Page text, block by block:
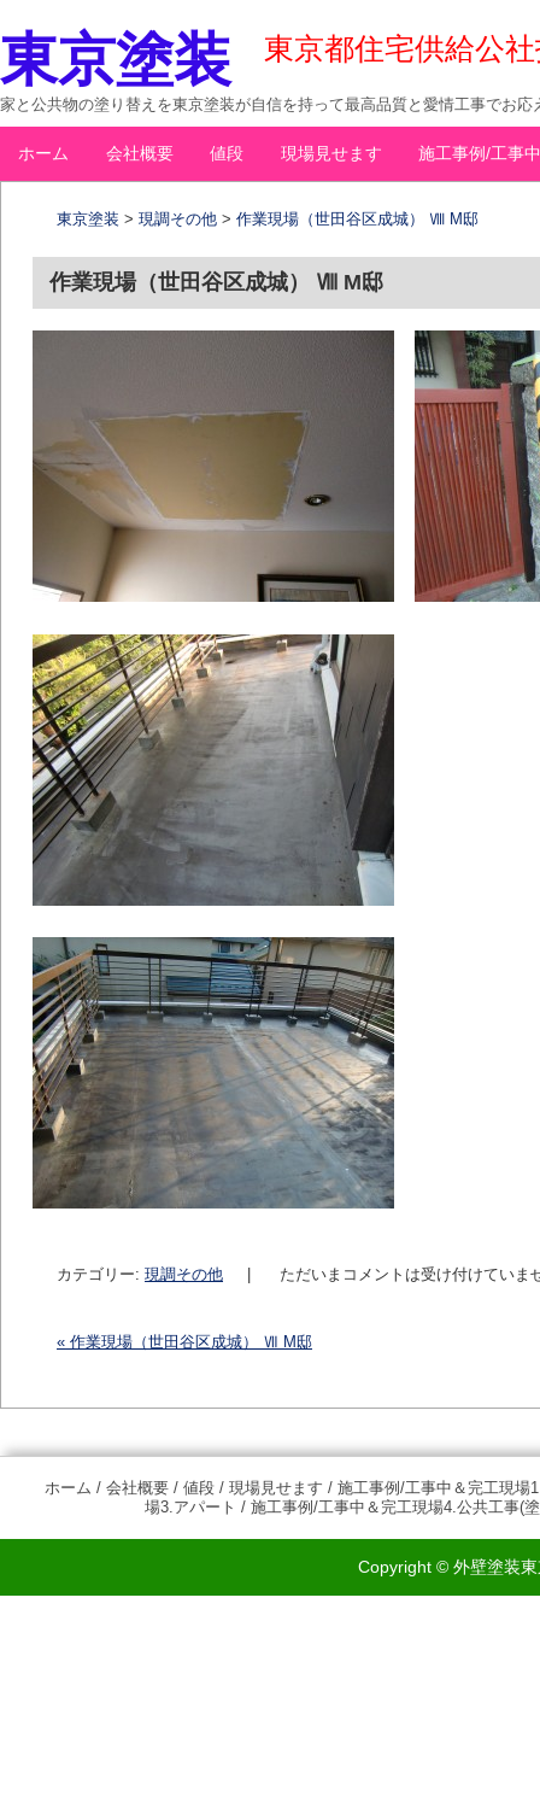
東京塗装
家と公共物の塗り替えを東京塗装が自信を持って最高品質と愛情工事でお
東京都住宅供給公
メインメニュー
コ
ホーム 会社概要 値段 現場見せます 施工事例/工事
東京塗装 >現調その他 >作業現場（世田谷区成城） Ⅷ M邸
作業現場（世田谷区成城） Ⅷ M邸
カテゴリー:現調その他 | ただいまコメントは受け付けていま
« 作業現場（世田谷区成城） Ⅶ M邸
ホーム / 会社概要 / 値段 / 現場見せます / 施工事例/工事中＆完工現場
場3.アパート / 施工事例/工事中＆完工現場4.公共工事(
Copyright © 外壁塗装